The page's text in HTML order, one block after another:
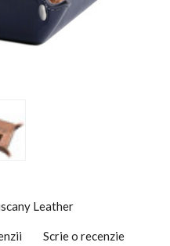
Leather
Scrie o recenzie